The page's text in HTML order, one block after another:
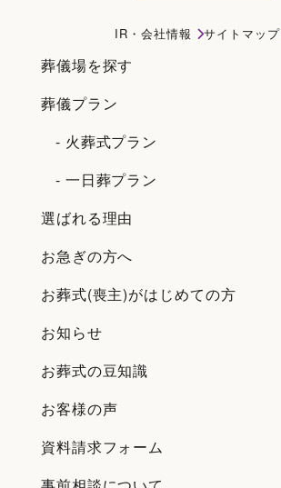
IR・会社情報 サイトマップ
葬儀場を探す
葬儀プラン
- 火葬式プラン
- 一日葬プラン
選ばれる理由
お急ぎの方へ
お葬式(喪主)がはじめての方
お知らせ
お葬式の豆知識
お客様の声
資料請求フォーム